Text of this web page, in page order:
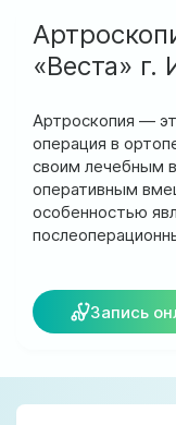
ул.
«Веста» г.
Артроскопия —
операция в
своим лечебным
оперативным
особенностью
Запись